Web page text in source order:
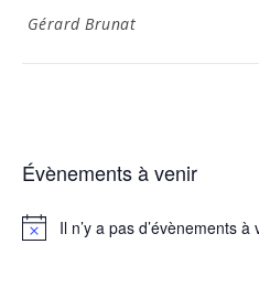
Gérard Brunat
Évènements à venir
NoticeIl n’y a pas d’évènements à